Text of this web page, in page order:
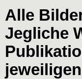
Alle
Jegliche